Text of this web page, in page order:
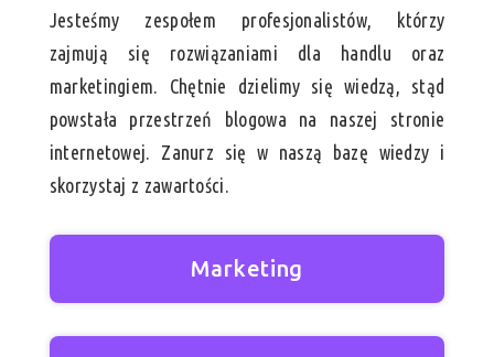
Jesteśmy zespołem profesjonalistów, którzy
zajmują się rozwiązaniami dla handlu oraz
marketingiem. Chętnie dzielimy się wiedzą, stąd
powstała przestrzeń blogowa na naszej stronie
internetowej. Zanurz się w naszą bazę wiedzy i
skorzystaj z zawartości.
Marketing